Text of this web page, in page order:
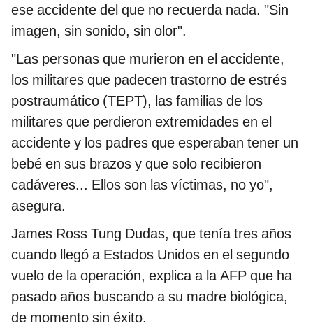
ese accidente del que no recuerda nada. "Sin
imagen, sin sonido, sin olor".
"Las personas que murieron en el accidente,
los militares que padecen trastorno de estrés
postraumático (TEPT), las familias de los
militares que perdieron extremidades en el
accidente y los padres que esperaban tener un
bebé en sus brazos y que solo recibieron
cadáveres... Ellos son las víctimas, no yo",
asegura.
James Ross Tung Dudas, que tenía tres años
cuando llegó a Estados Unidos en el segundo
vuelo de la operación, explica a la AFP que ha
pasado años buscando a su madre biológica,
de momento sin éxito.